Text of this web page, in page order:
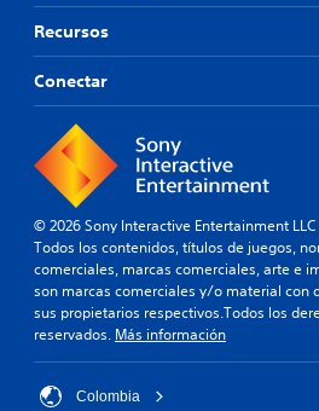
Recursos
Conectar
© 2026 Sony Interactive Entertainment LLC
Todos los contenidos, títulos de juegos,
comerciales, marcas comerciales, arte e
son marcas comerciales y/o material con
sus propietarios respectivos.Todos los
reservados. Más información
Colombia